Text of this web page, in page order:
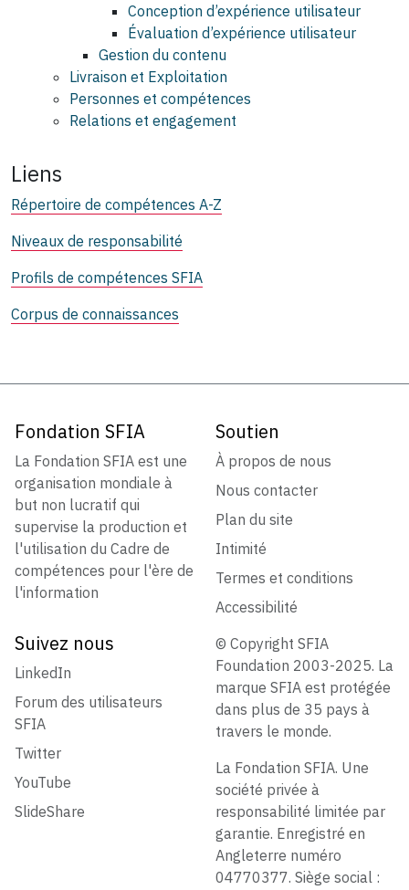
Conception d’expérience utilisateur
Évaluation d’expérience utilisateur
Gestion du contenu
Livraison et Exploitation
Personnes et compétences
Relations et engagement
Liens
Répertoire de compétences A-Z
Niveaux de responsabilité
Profils de compétences SFIA
Corpus de connaissances
Fondation SFIA
La Fondation SFIA est une
organisation mondiale à
but non lucratif qui
supervise la production et
l'utilisation du Cadre de
compétences pour l'ère de
l'information
Soutien
À propos de nous
Nous contacter
Plan du site
Intimité
Termes et conditions
Accessibilité
Suivez nous
LinkedIn
Forum des utilisateurs
SFIA
Twitter
YouTube
SlideShare
© Copyright SFIA
Foundation 2003-2025. La
marque SFIA est protégée
dans plus de 35 pays à
travers le monde.
La Fondation SFIA. Une
société privée à
responsabilité limitée par
garantie. Enregistré en
Angleterre numéro
04770377. Siège social :